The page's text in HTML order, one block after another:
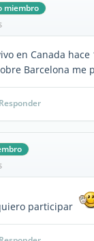
miembro
en Canada hace
Barcelona me
Responder
participar